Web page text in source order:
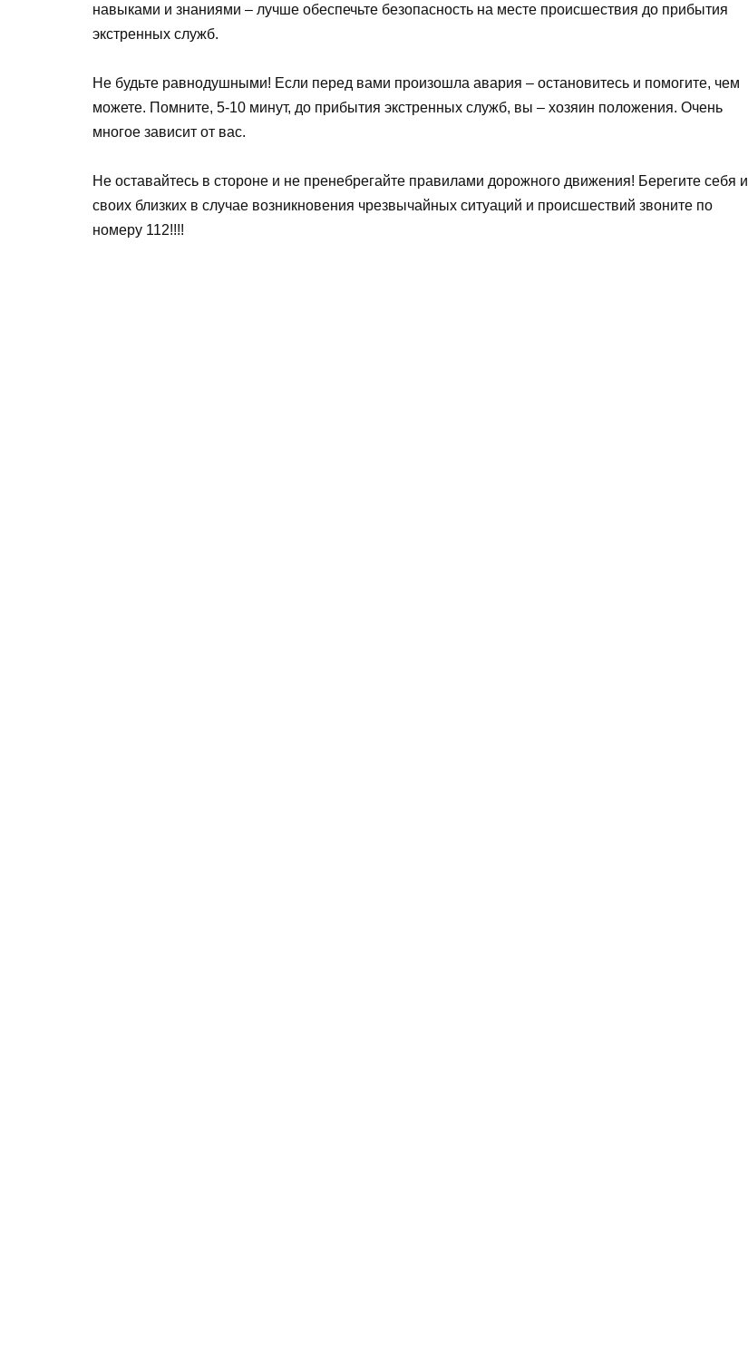
навыками и знаниями – лучше обеспечьте безопасность на месте происшествия до прибытия
экстренных служб.
Не будьте равнодушными! Если перед вами произошла авария – остановитесь и помогите, чем
можете. Помните, 5-10 минут, до прибытия экстренных служб, вы – хозяин положения. Очень
многое зависит от вас.
Не оставайтесь в стороне и не пренебрегайте правилами дорожного движения! Берегите себя и
своих близких в случае возникновения чрезвычайных ситуаций и происшествий звоните по
номеру 112!!!!